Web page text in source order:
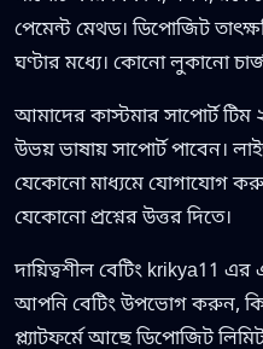
পেমেন্ট মেথড। ডিপোজিট
ঘণ্টার মধ্যে। কোনো লুকানো
আমাদের কাস্টমার সাপোর্ট
উভয় ভাষায় সাপোর্ট পাবেন।
যেকোনো মাধ্যমে যোগাযোগ
যেকোনো প্রশ্নের উত্তর দিতে।
দায়িত্বশীল বেটিং krikya11
আপনি বেটিং উপভোগ করুন,
প্ল্যাটফর্মে আছে ডিপোজিট